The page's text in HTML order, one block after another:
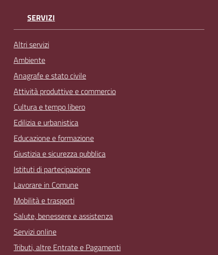
SERVIZI
Altri servizi
Ambiente
Anagrafe e stato civile
Attività produttive e commercio
Cultura e tempo libero
Edilizia e urbanistica
Educazione e formazione
Giustizia e sicurezza pubblica
Istituti di partecipazione
Lavorare in Comune
Mobilità e trasporti
Salute, benessere e assistenza
Servizi online
Tributi, altre Entrate e Pagamenti